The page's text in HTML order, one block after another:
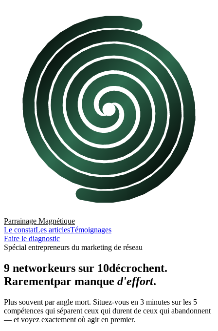
Parrainage Magnétique
Le constatLes articlesTémoignages
Faire le diagnostic
Spécial entrepreneurs du marketing de réseau
9 networkeurs sur 10décrochent.
Rarementpar manque d'effort.
Plus souvent par angle mort. Situez-vous en 3 minutes sur les 5
compétences qui séparent ceux qui durent de ceux qui abandonnent
— et voyez exactement où agir en premier.